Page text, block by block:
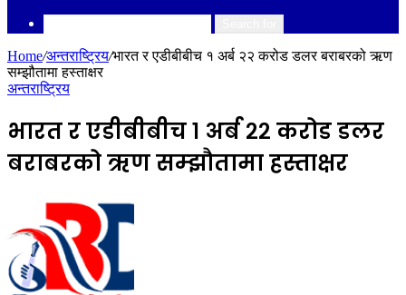
Home/अन्तराष्ट्रिय/भारत र एडीबीबीच १ अर्ब २२ करोड डलर बराबरको ऋण
सम्झौतामा हस्ताक्षर
अन्तराष्ट्रिय
भारत र एडीबीबीच १ अर्ब २२ करोड डलर
बराबरको ऋण सम्झौतामा हस्ताक्षर